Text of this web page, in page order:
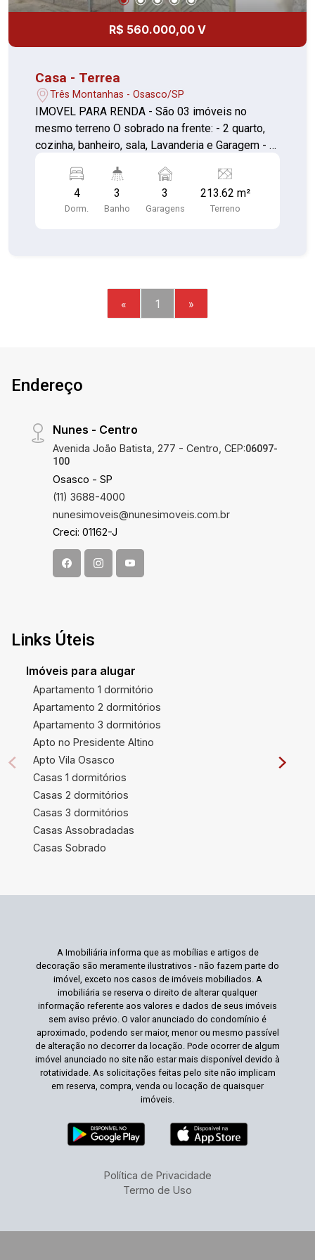
R$ 560.000,00 V
Casa - Terrea
Três Montanhas - Osasco/SP
IMOVEL PARA RENDA - São 03 imóveis no
mesmo terreno O sobrado na frente: - 2 quarto,
cozinha, banheiro, sala, Lavanderia e Garagem - 1
banheiro, sala, Lavanderia e Garagem - 3 vagas
Casa dos fundos - 2 - 1 quarto, cozinha, banheiro,
Lavanderia e Quintal **NÃO FINANCIA**
4
Dorm.
3
Banho
3
Garagens
213.62 m²
Terreno
« 1 »
Endereço
Nunes - Centro
Avenida João Batista, 277 - Centro, CEP:06097-
100
Osasco - SP
(11) 3688-4000
nunesimoveis@nunesimoveis.com.br
Creci: 01162-J
Links Úteis
Imóveis para alugar
Apartamento 1 dormitório
Apartamento 2 dormitórios
Apartamento 3 dormitórios
Apto no Presidente Altino
Apto Vila Osasco
Casas 1 dormitórios
Casas 2 dormitórios
Casas 3 dormitórios
Casas Assobradadas
Casas Sobrado
A Imobiliária informa que as mobílias e artigos de
decoração são meramente ilustrativos - não fazem parte do
imóvel, exceto nos casos de imóveis mobiliados. A
imobiliária se reserva o direito de alterar qualquer
informação referente aos valores e dados de seus imóveis
sem aviso prévio. O valor anunciado do condomínio é
aproximado, podendo ser maior, menor ou mesmo passível
de alteração no decorrer da locação. Pode ocorrer de algum
imóvel anunciado no site não estar mais disponível devido à
rotatividade. As solicitações feitas pelo site não implicam
em reserva, compra, venda ou locação de quaisquer
imóveis.
Política de Privacidade
Termo de Uso